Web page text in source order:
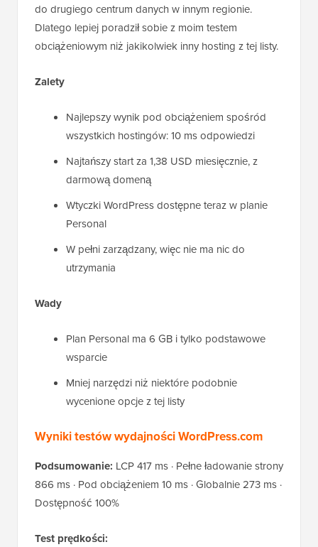
do drugiego centrum danych w innym regionie.
Dlatego lepiej poradził sobie z moim testem
obciążeniowym niż jakikolwiek inny hosting z tej listy.
Zalety
Najlepszy wynik pod obciążeniem spośród
wszystkich hostingów: 10 ms odpowiedzi
Najtańszy start za 1,38 USD miesięcznie, z
darmową domeną
Wtyczki WordPress dostępne teraz w planie
Personal
W pełni zarządzany, więc nie ma nic do
utrzymania
Wady
Plan Personal ma 6 GB i tylko podstawowe
wsparcie
Mniej narzędzi niż niektóre podobnie
wycenione opcje z tej listy
Wyniki testów wydajności WordPress.com
Podsumowanie: LCP 417 ms · Pełne ładowanie strony
866 ms · Pod obciążeniem 10 ms · Globalnie 273 ms ·
Dostępność 100%
Test prędkości: